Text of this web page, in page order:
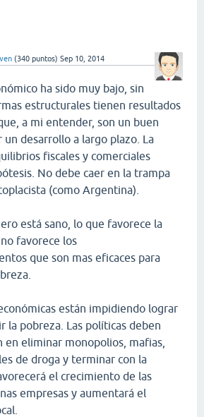
(340 puntos) Sep 10, 2014
ha sido muy bajo, sin
estructurales tienen resultados
a mi entender, son un buen
un desarrollo a largo plazo. La
fiscales y comerciales
No debe caer en la trampa
(como Argentina).
está sano, lo que favorece la
favorece los
que son mas eficaces para
están impidiendo lograr
la pobreza. Las políticas deben
en eliminar monopolios, mafias,
de droga y terminar con la
el crecimiento de las
empresas y aumentará el